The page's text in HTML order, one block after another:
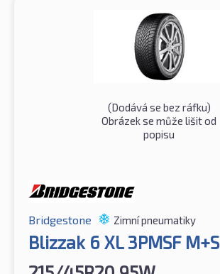
(Dodává se bez ráfku)
Obrázek se může lišit od
popisu
Bridgestone Zimní pneumatiky
Blizzak 6 XL 3PMSF M+S